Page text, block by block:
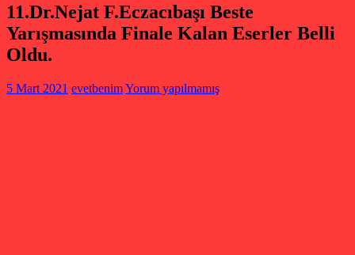
11.Dr.Nejat F.Eczacıbaşı Beste
Yarışmasında Finale Kalan Eserler Belli
Oldu.
5 Mart 2021 evetbenimYorum yapılmamış